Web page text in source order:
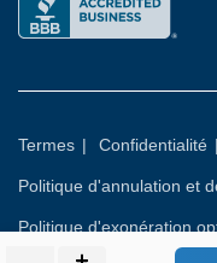
Termes | Confidentialité |
Politique d'annulation et
Politique d'exonération